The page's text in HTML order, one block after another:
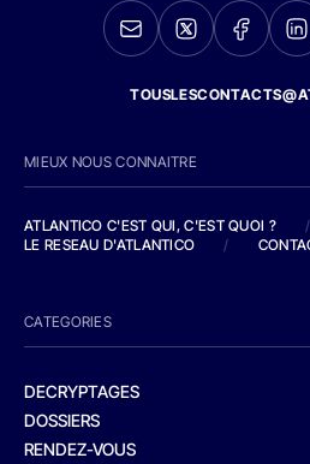
MIEUX NOUS CONNAITRE
ATLANTICO C'EST QUI, C'EST QUOI ?
/
LE RESEAU D'ATLANTICO
/
CATEGORIES
DECRYPTAGES
DOSSIERS
RENDEZ-VOUS